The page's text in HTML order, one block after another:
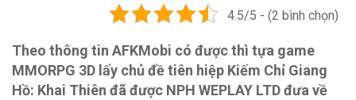
4.5/5 - (2 bình chọn)
Theo thông tin AFKMobi có được thì tựa game
MMORPG 3D lấy chủ đề tiên hiệp Kiếm Chỉ Giang
Hồ: Khai Thiên đã được NPH WEPLAY LTD đưa về